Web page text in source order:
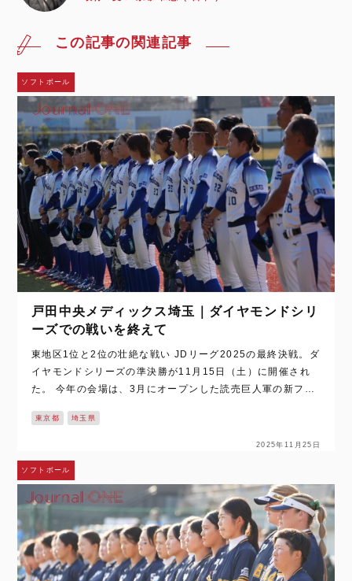
この記事の関連記事
ソフトボール
戸田中央メディックス埼玉｜ダイヤモンドシリ
ーズでの戦いを終えて
東地区1位と2位の壮絶な戦い JDリーグ2025の最終決戦。ダ
イヤモンドシリーズの準決勝が11月15日（土）に開催され
た。 今年の会場は、3月にオープンした読売巨人軍の新ファ
めるに相応しい環境だ。ま…
東京都 埼玉県
2025年11月25日
ソフトボール